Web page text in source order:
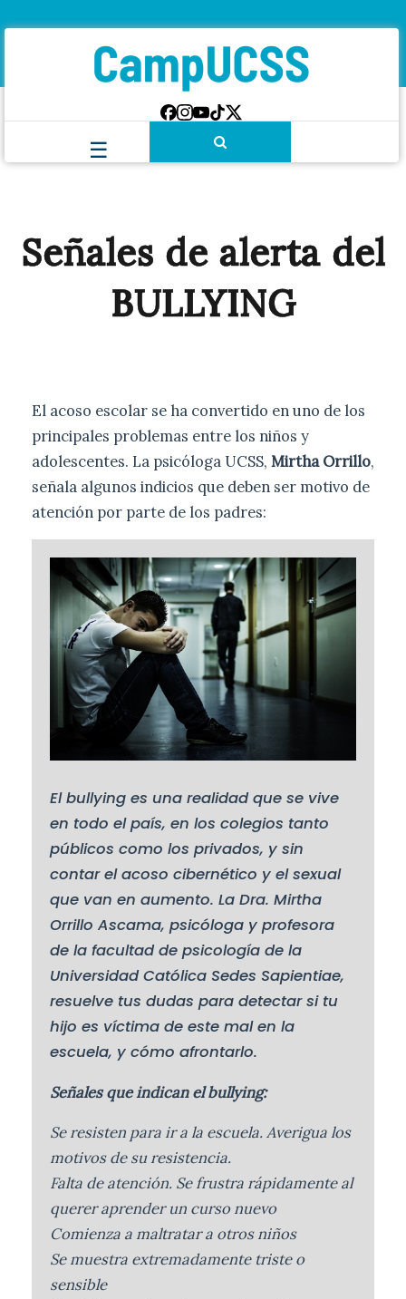
Señales de alerta del
BULLYING
El acoso escolar se ha convertido en uno de los
principales problemas entre los niños y
adolescentes. La psicóloga UCSS, Mirtha Orrillo,
señala algunos indicios que deben ser motivo de
atención por parte de los padres:
El bullying es una realidad que se vive
en todo el país, en los colegios tanto
públicos como los privados, y sin
contar el acoso cibernético y el sexual
que van en aumento. La Dra. Mirtha
Orrillo Ascama, psicóloga y profesora
de la facultad de psicología de la
Universidad Católica Sedes Sapientiae,
resuelve tus dudas para detectar si tu
hijo es víctima de este mal en la
escuela, y cómo afrontarlo.
Señales que indican el bullying:
Se resisten para ir a la escuela. Averigua los
motivos de su resistencia.
Falta de atención. Se frustra rápidamente al
querer aprender un curso nuevo
Comienza a maltratar a otros niños
Se muestra extremadamente triste o
sensible